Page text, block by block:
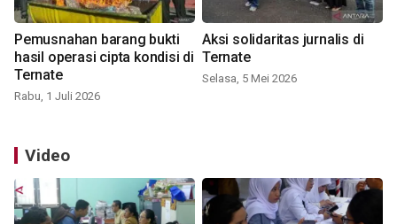
Pemusnahan barang bukti
hasil operasi cipta kondisi di
Ternate
Rabu, 1 Juli 2026
Aksi solidaritas jurnalis di
Ternate
Selasa, 5 Mei 2026
Video